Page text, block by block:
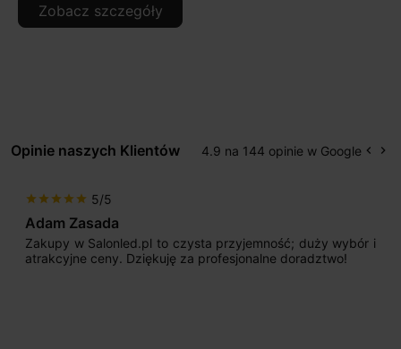
Zobacz szczegóły
Opinie naszych Klientów 4.9 na 144 opinie w Google keyboard_arrow_left keyboard_arrow_right
star star star star star 5/5
Adam Zasada
Zakupy w Salonled.pl to czysta przyjemność; duży wybór i
atrakcyjne ceny. Dziękuję za profesjonalne doradztwo!